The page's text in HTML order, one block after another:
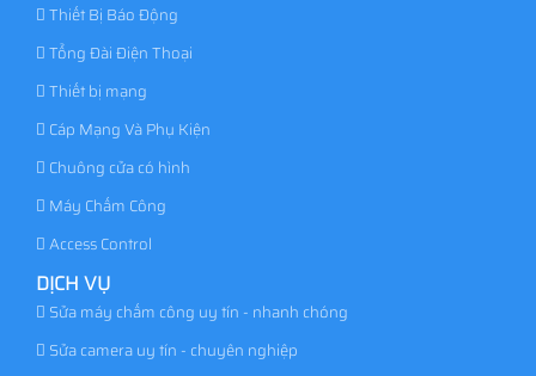
Thiết Bị Báo Động
Tổng Đài Điện Thoại
Thiết bị mạng
Cáp Mạng Và Phụ Kiện
Chuông cửa có hình
Máy Chấm Công
Access Control
DỊCH VỤ
Sửa máy chấm công uy tín - nhanh chóng
Sửa camera uy tín - chuyên nghiệp